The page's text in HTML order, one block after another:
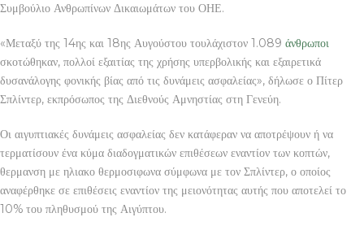
Συμβούλιο Ανθρωπίνων Δικαιωμάτων του ΟΗΕ.
«Μεταξύ της 14ης και 18ης Αυγούστου τουλάχιστον 1.089 άνθρωποι
σκοτώθηκαν, πολλοί εξαιτίας της χρήσης υπερβολικής και εξαιρετικά
δυσανάλογης φονικής βίας από τις δυνάμεις ασφαλείας», δήλωσε ο Πίτερ
Σπλίντερ, εκπρόσωπος της Διεθνούς Αμνηστίας στη Γενεύη.
Οι αιγυπτιακές δυνάμεις ασφαλείας δεν κατάφεραν να αποτρέψουν ή να
τερματίσουν ένα κύμα διαδογματικών επιθέσεων εναντίον των κοπτών,
θερμανση με ηλιακο θερμοσιφωνα σύμφωνα με τον Σπλίντερ, ο οποίος
αναφέρθηκε σε επιθέσεις εναντίον της μειονότητας αυτής που αποτελεί το
10% του πληθυσμού της Αιγύπτου.